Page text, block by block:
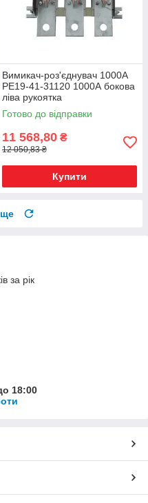
Вимикач-роз'єднувач 1000А
РЕ19-41-31120 1000А бокова
ліва рукоятка
Готово до відправки
11 568,80 ₴
12 050,83 ₴
Купити
ще
за рік
18:00